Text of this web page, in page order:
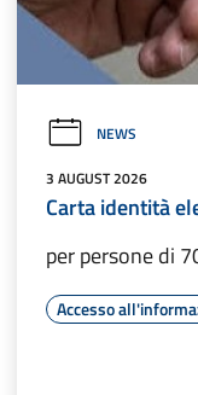
NEWS
3 AUGUST 2026
Carta identità
per persone di
Accesso